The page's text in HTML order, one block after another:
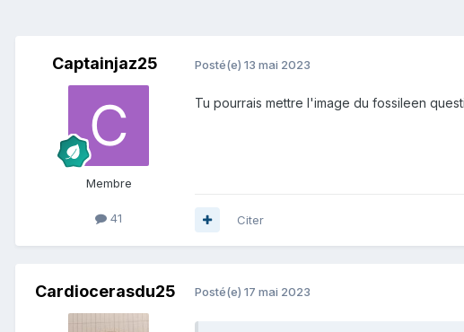
Captainjaz25
Membre
41
Posté(e) 13 mai 2023
Tu pourrais mettre l'image du fossileen
Citer
Cardiocerasdu25 Posté(e) 17 mai 2023